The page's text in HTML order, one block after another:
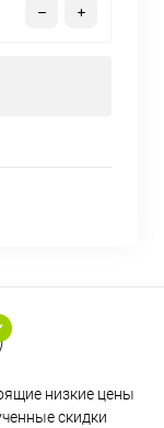
низкие цены и
скидки